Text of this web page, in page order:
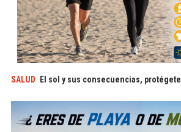
SALUD El sol y sus consecuencias, protégete